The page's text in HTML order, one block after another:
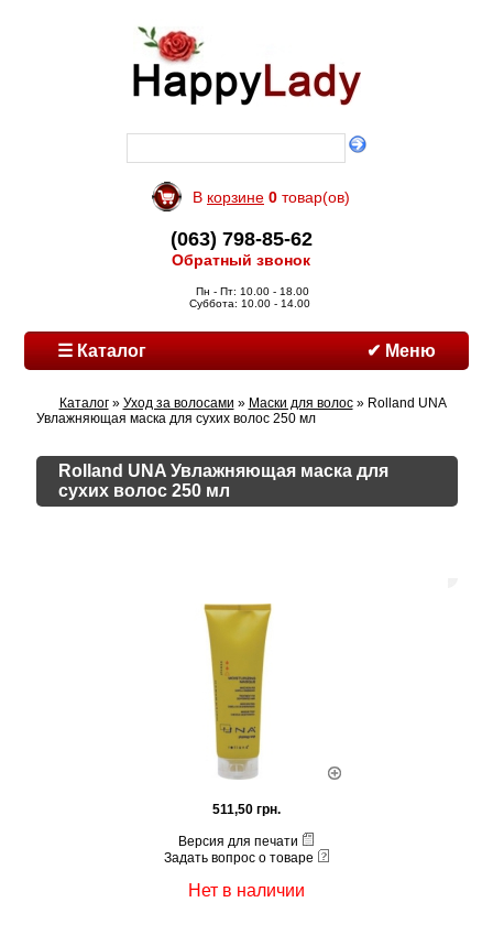
В корзине 0 товар(ов)
(063) 798-85-62
Обратный звонок
Пн - Пт: 10.00 - 18.00
Суббота: 10.00 - 14.00
☰ Каталог ✔ Меню
Каталог» Уход за волосами » Маски для волос» Rolland UNA
Увлажняющая маска для сухих волос 250 мл
Rolland UNA Увлажняющая маска для
сухих волос 250 мл
511,50 грн.
Версия для печати
Задать вопрос о товаре
Нет в наличии